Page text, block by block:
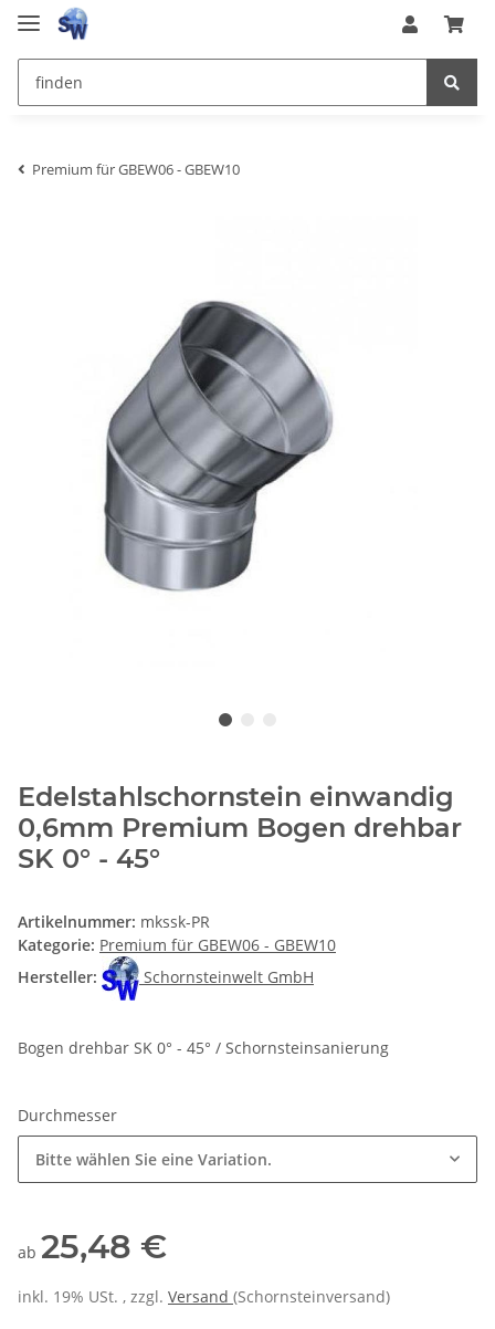
Premium für GBEW06 - GBEW10
Edelstahlschornstein einwandig
0,6mm Premium Bogen drehbar
SK 0° - 45°
Artikelnummer: mkssk-PR
Kategorie: Premium für GBEW06 - GBEW10
Hersteller:
Schornsteinwelt GmbH
Bogen drehbar SK 0° - 45° / Schornsteinsanierung
Durchmesser
Bitte wählen Sie eine Variation.
ab 25,48 €
inkl. 19% USt. , zzgl. Versand (Schornsteinversand)